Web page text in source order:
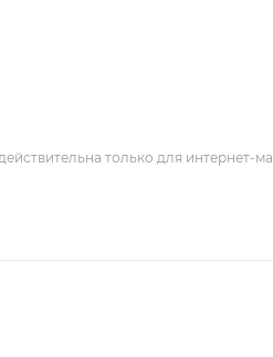
только для интернет-